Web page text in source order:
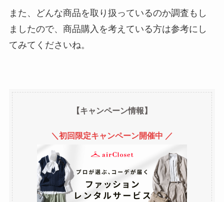
また、どんな商品を取り扱っているのか調査もし
ましたので、商品購入を考えている方は参考にし
てみてくださいね。
【キャンペーン情報】
＼初回限定キャンペーン開催中 ／